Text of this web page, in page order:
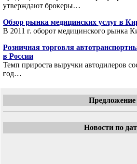
утверждают брокеры…
Обзор рынка медицинских услуг в
В 2011 г. оборот медицинского рынка
Розничная торговля
в России
Темп прироста выручки автодилеров
год…
Предложение
Новости по